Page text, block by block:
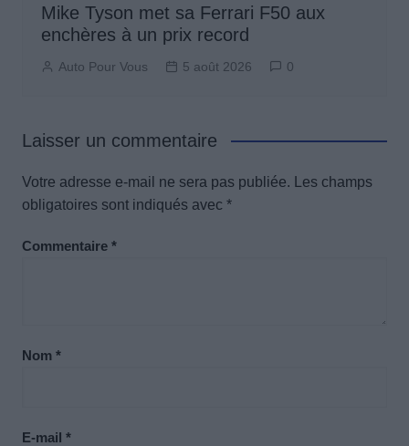
Mike Tyson met sa Ferrari F50 aux
enchères à un prix record
Auto Pour Vous 5 août 2026 0
Laisser un commentaire
Votre adresse e-mail ne sera pas publiée.
Les champs
obligatoires sont indiqués avec *
Commentaire *
Nom *
E-mail *